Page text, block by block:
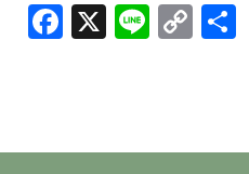
Facebook
X Line